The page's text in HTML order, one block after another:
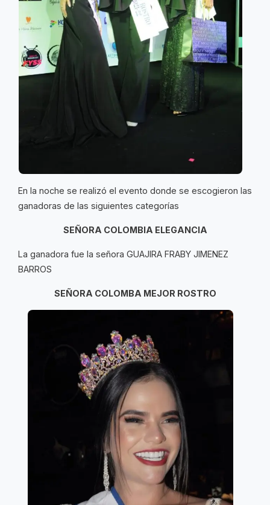
En la noche se realizó el evento donde se escogieron las
ganadoras de las siguientes categorías
SEÑORA COLOMBIA ELEGANCIA
La ganadora fue la señora GUAJIRA FRABY JIMENEZ
BARROS
SEÑORA COLOMBA MEJOR ROSTRO